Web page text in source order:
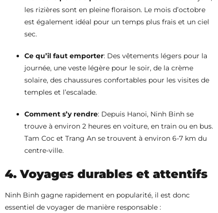
les rizières sont en pleine floraison. Le mois d’octobre
est également idéal pour un temps plus frais et un ciel
sec.
Ce qu’il faut emporter: Des vêtements légers pour la
journée, une veste légère pour le soir, de la crème
solaire, des chaussures confortables pour les visites de
temples et l’escalade.
Comment s’y rendre: Depuis Hanoi, Ninh Binh se
trouve à environ 2 heures en voiture, en train ou en bus.
Tam Coc et Trang An se trouvent à environ 6-7 km du
centre-ville.
4. Voyages durables et attentifs
Ninh Binh gagne rapidement en popularité, il est donc
essentiel de voyager de manière responsable :